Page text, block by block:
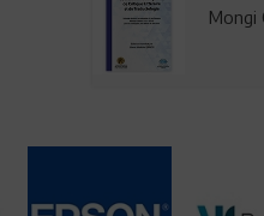
Mongi